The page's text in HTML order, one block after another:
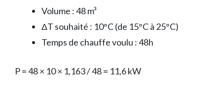
Volume : 48 m³
ΔT souhaité : 10°C (de 15°C à 25°C)
Temps de chauffe voulu : 48h
P = 48 × 10 × 1,163 / 48 = 11,6 kW